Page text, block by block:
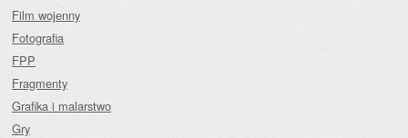
Film wojenny
Fotografia
FPP
Fragmenty
Grafika i malarstwo
Gry